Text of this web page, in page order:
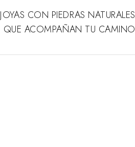
JOYAS CON PIEDRAS NATURALES
QUE ACOMPAÑAN TU CAMINO